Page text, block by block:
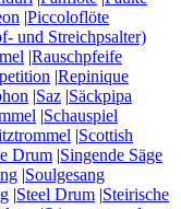
|Piccoloflöte
und Streichpsalter)
|Rauschpfeife
|Repinique
|Saz |Säckpipa
|Schauspiel
|Scottish
Drum |Singende Säge
|Soulgesang
|Steel Drum |Steirische